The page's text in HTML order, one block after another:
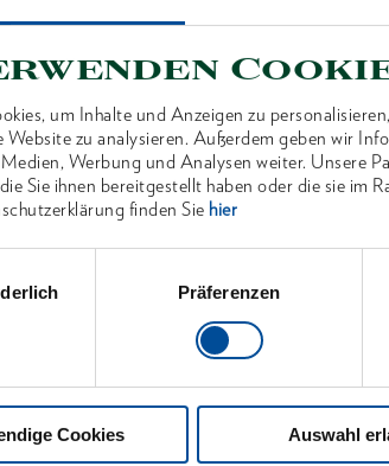
um Inhalte und Anzeigen zu
Website zu analysieren. Außerdem geben wir
Werbung und Analysen weiter. Unsere
Sie ihnen bereitgestellt haben oder die sie im
finden Sie hier
Präferenzen
Cookies Auswahl